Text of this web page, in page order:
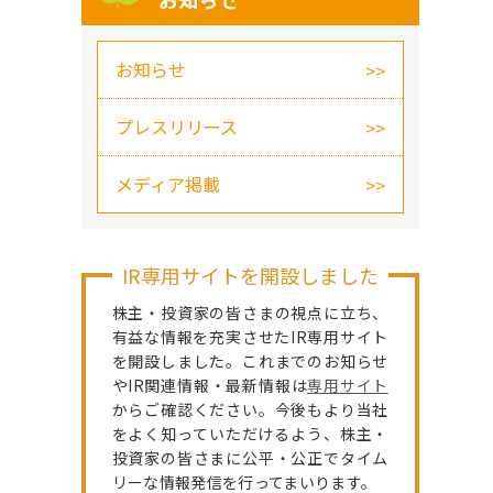
お知らせ
プレスリリース
メディア掲載
IR専用サイトを開設しました
株主・投資家の皆さまの視点に立ち、
有益な情報を充実させたIR専用サイト
を開設しました。これまでのお知らせ
やIR関連情報・最新情報は専用サイト
からご確認ください。今後もより当社
をよく知っていただけるよう、株主・
投資家の皆さまに公平・公正でタイム
リーな情報発信を行ってまいります。